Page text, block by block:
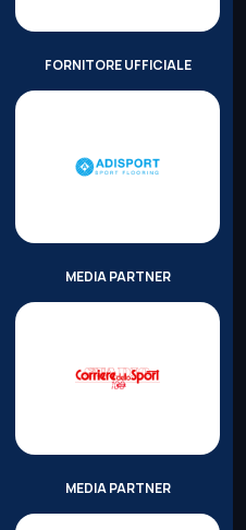
FORNITORE UFFICIALE
MEDIA PARTNER
MEDIA PARTNER